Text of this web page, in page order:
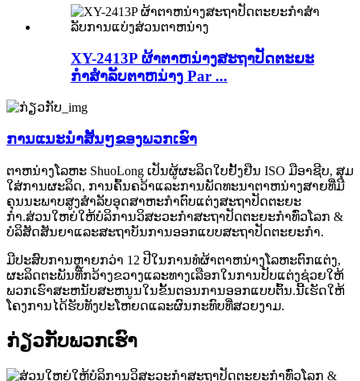
XY-2413P ຜ້າຕາຫນ່າງສະຖາປັດຕະຍະ
ກໍາສໍາລັບຕາຫນ່າງ Par ...
ການແນະນໍາສັ້ນໆຂອງພວກເຮົາ
ຕາຫນ່າງໂລຫະ ShuoLong ເປັນຜູ້ຜະລິດໃບຢັ້ງຢືນ ISO ມືອາຊີບ, ສຸມ
ໃສ່ການຜະລິດ, ການຄົ້ນຄວ້າແລະການພັດທະນາຕາຫນ່າງສາຍທີ່ມີ
ຄຸນນະພາບສູງສໍາລັບອຸດສາຫະກໍາຕົບແຕ່ງສະຖາປັດຕະຍະ
ກໍາ.ສ່ວນໃຫຍ່ໃຫ້ບໍລິການວິສະວະກໍາສະຖາປັດຕະຍະກໍາທົ່ວໂລກ &
ບໍລິສັດສັນຍາແລະສະຖາບັນການອອກແບບສະຖາປັດຕະຍະກໍາ.
ມີປະສົບການຫຼາຍກວ່າ 12 ປີໃນການທໍຜ້າຕາຫນ່າງໂລຫະຕົກແຕ່ງ,
ຜະລິດຕະພັນທີ່ກວ້າງຂວາງແລະທາງເລືອກໃນການປັບແຕ່ງຊ່ວຍໃຫ້
ພວກເຮົາສະຫນັບສະຫນູນໃນຂັ້ນຕອນການອອກແບບຕົ້ນ.ນີ້ເຮັດໃຫ້
ໂຄງການໄດ້ຮັບທັງປະໂຫຍດແລະຜົນກະທົບທີ່ສວຍງາມ.
ກ່ຽວ​ກັບ​ພວກ​ເຮົາ